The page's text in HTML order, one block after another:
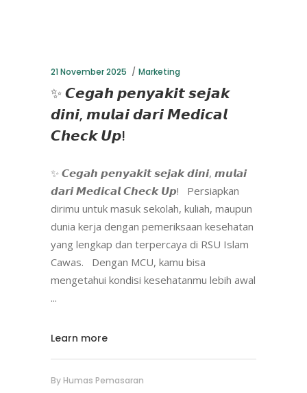
21 November 2025 Marketing
✨ 𝘾𝙚𝙜𝙖𝙝 𝙥𝙚𝙣𝙮𝙖𝙠𝙞𝙩 𝙨𝙚𝙟𝙖𝙠
𝙙𝙞𝙣𝙞, 𝙢𝙪𝙡𝙖𝙞 𝙙𝙖𝙧𝙞 𝙈𝙚𝙙𝙞𝙘𝙖𝙡
𝘾𝙝𝙚𝙘𝙠 𝙐𝙥!
✨ 𝘾𝙚𝙜𝙖𝙝 𝙥𝙚𝙣𝙮𝙖𝙠𝙞𝙩 𝙨𝙚𝙟𝙖𝙠 𝙙𝙞𝙣𝙞, 𝙢𝙪𝙡𝙖𝙞
𝙙𝙖𝙧𝙞 𝙈𝙚𝙙𝙞𝙘𝙖𝙡 𝘾𝙝𝙚𝙘𝙠 𝙐𝙥! Persiapkan
dirimu untuk masuk sekolah, kuliah, maupun
dunia kerja dengan pemeriksaan kesehatan
yang lengkap dan terpercaya di RSU Islam
Cawas. Dengan MCU, kamu bisa
mengetahui kondisi kesehatanmu lebih awal
Learn more
By Humas Pemasaran